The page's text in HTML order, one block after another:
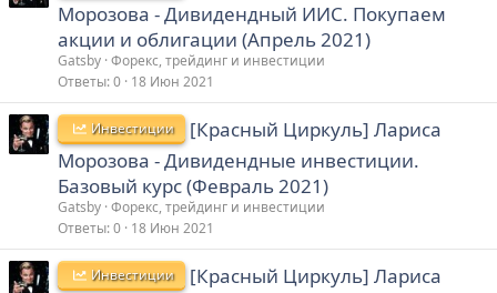
Морозова - Дивидендный ИИС. Покупаем
акции и облигации (Апрель 2021)
Gatsby Форекс, трейдинг и инвестиции
Ответы 0 18 Июн 2021
Инвестиции
[Красный Циркуль] Лариса
Морозова - Дивидендные инвестиции.
Базовый курс (Февраль 2021)
Gatsby Форекс, трейдинг и инвестиции
Ответы 0 18 Июн 2021
Инвестиции
[Красный Циркуль] Лариса